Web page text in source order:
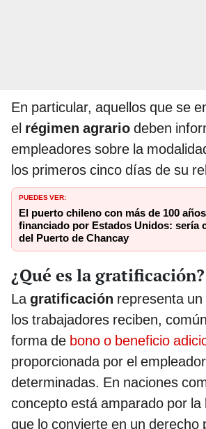
En particular, aquellos que se
el régimen agrario deben
empleadores sobre la
los primeros cinco días de su
PUEDES VER:
El puerto chileno con más de 100
financiado por Estados Unidos: sería
del Puerto de Chancay
¿Qué es la gratificación?
La gratificación representa
los trabajadores reciben,
forma de bono o beneficio
proporcionada por el
determinadas. En naciones
concepto está amparado por la
que lo convierte en un derecho